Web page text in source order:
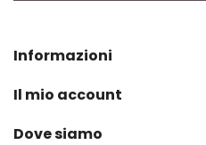
Informazioni
Il mio account
Dove siamo